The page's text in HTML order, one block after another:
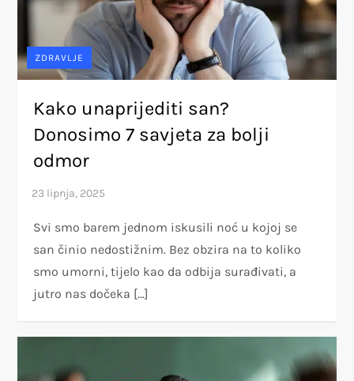
ZDRAVLJE
Kako unaprijediti san?
Donosimo 7 savjeta za bolji
odmor
Svi smo barem jednom iskusili noć u kojoj se
san činio nedostižnim. Bez obzira na to koliko
smo umorni, tijelo kao da odbija surađivati, a
jutro nas dočeka […]